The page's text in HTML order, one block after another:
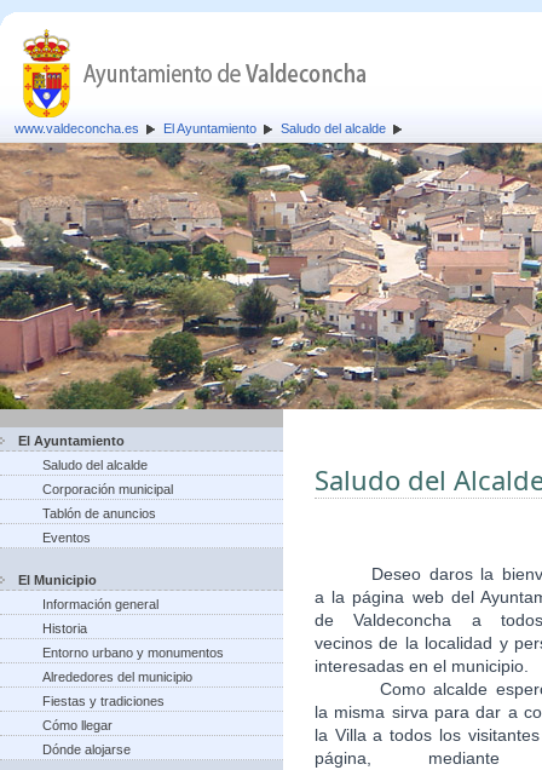
www.valdeconcha.es El Ayuntamiento Saludo del alcalde
El Ayuntamiento
Saludo del alcalde
Corporación municipal
Tablón de anuncios
Eventos
El Municipio
Información general
Historia
Entorno urbano y monumentos
Alrededores del municipio
Fiestas y tradiciones
Cómo llegar
Dónde alojarse
Saludo del
Deseo daros la
a la página web del
de Valdeconcha a
vecinos de la localidad y
interesadas en el municipio.
Como alcalde
la misma sirva para dar a
la Villa a todos los
página, mediante